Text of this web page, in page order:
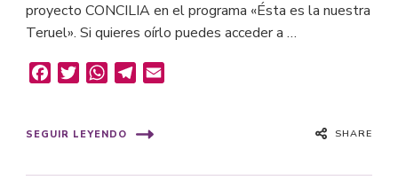
proyecto CONCILIA en el programa «Ésta es la nuestra
Teruel». Si quieres oírlo puedes acceder a …
FacebookTwitterWhatsAppTelegram
SEGUIR LEYENDO SHARE